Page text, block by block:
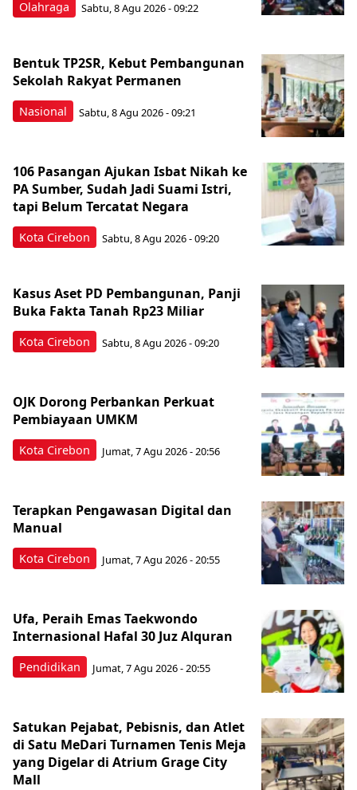
Olahraga Sabtu, 8 Agu 2026 - 09:22
Nasional
Bentuk TP2SR, Kebut Pembangunan
Sekolah Rakyat Permanen
Sabtu, 8 Agu 2026 - 09:21
Kota Cirebon
106 Pasangan Ajukan Isbat Nikah ke
PA Sumber, Sudah Jadi Suami Istri,
tapi Belum Tercatat Negara
Sabtu, 8 Agu 2026 - 09:20
Kota Cirebon
Kasus Aset PD Pembangunan, Panji
Buka Fakta Tanah Rp23 Miliar
Sabtu, 8 Agu 2026 - 09:20
Kota Cirebon
OJK Dorong Perbankan Perkuat
Pembiayaan UMKM
Jumat, 7 Agu 2026 - 20:56
Kota Cirebon
Terapkan Pengawasan Digital dan
Manual
Jumat, 7 Agu 2026 - 20:55
Pendidikan
Ufa, Peraih Emas Taekwondo
Internasional Hafal 30 Juz Alquran
Jumat, 7 Agu 2026 - 20:55
Satukan Pejabat, Pebisnis, dan Atlet
di Satu MeDari Turnamen Tenis Meja
yang Digelar di Atrium Grage City
Mall